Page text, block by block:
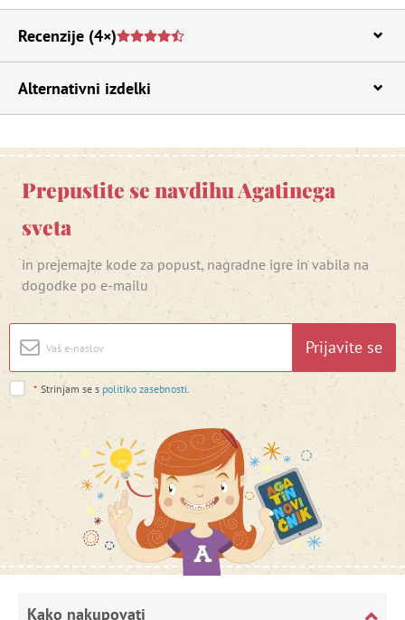
Recenzije (4×)
Alternativni izdelki
Prepustite se navdihu Agatinega
sveta
in prejemajte kode za popust, nagradne igre in vabila na
dogodke po e-mailu
Prijavite se
* Strinjam se s politiko zasebnosti.
Kako nakupovati